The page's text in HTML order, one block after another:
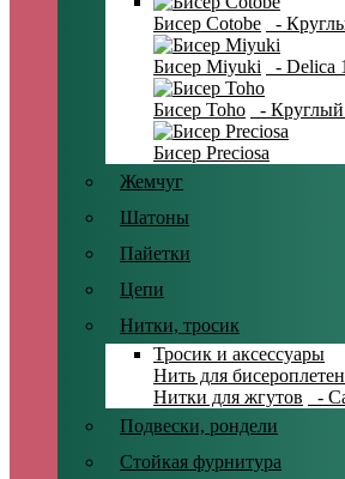
Бисер Cotobe -
Бисер Miyuki - Delica
Бисер Toho -
Бисер Preciosa
Жемчуг
Шатоны
Пайетки
Цепи
Нитки, тросик
Тросик и аксессуары
Нить для
Нитки для жгутов
-
Подвески, рондели
Стойкая фурнитура